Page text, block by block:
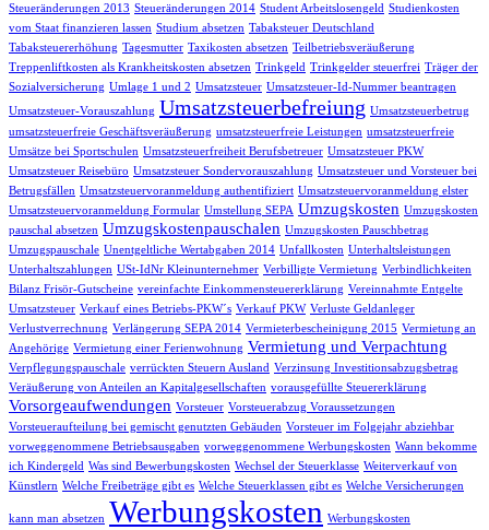
Steueränderungen 2013 Steueränderungen 2014 Student Arbeitslosengeld Studienkosten
vom Staat finanzieren lassen Studium absetzen Tabaksteuer Deutschland
Tabaksteuererhöhung Tagesmutter Taxikosten absetzen Teilbetriebsveräußerung
Treppenliftkosten als Krankheitskosten absetzen Trinkgeld Trinkgelder steuerfrei Träger der
Sozialversicherung Umlage 1 und 2 Umsatzsteuer Umsatzsteuer-Id-Nummer beantragen
Umsatzsteuer-Vorauszahlung Umsatzsteuerbefreiung Umsatzsteuerbetrug
umsatzsteuerfreie Geschäftsveräußerung umsatzsteuerfreie Leistungen umsatzsteuerfreie
Umsätze bei Sportschulen Umsatzsteuerfreiheit Berufsbetreuer Umsatzsteuer PKW
Umsatzsteuer Reisebüro Umsatzsteuer Sondervorauszahlung Umsatzsteuer und Vorsteuer bei
Betrugsfällen Umsatzsteuervoranmeldung authentifiziert Umsatzsteuervoranmeldung elster
Umsatzsteuervoranmeldung Formular Umstellung SEPA Umzugskosten Umzugskosten
pauschal absetzen Umzugskostenpauschalen Umzugskosten Pauschbetrag
Umzugspauschale Unentgeltliche Wertabgaben 2014 Unfallkosten Unterhaltsleistungen
Unterhaltszahlungen USt-IdNr Kleinunternehmer Verbilligte Vermietung Verbindlichkeiten
Bilanz Frisör-Gutscheine vereinfachte Einkommensteuererklärung Vereinnahmte Entgelte
Umsatzsteuer Verkauf eines Betriebs-PKW´s Verkauf PKW Verluste Geldanleger
Verlustverrechnung Verlängerung SEPA 2014 Vermieterbescheinigung 2015 Vermietung an
Angehörige Vermietung einer Ferienwohnung Vermietung und Verpachtung
Verpflegungspauschale verrückten Steuern Ausland Verzinsung Investitionsabzugsbetrag
Veräußerung von Anteilen an Kapitalgesellschaften vorausgefüllte Steuererklärung
Vorsorgeaufwendungen Vorsteuer Vorsteuerabzug Voraussetzungen
Vorsteueraufteilung bei gemischt genutzten Gebäuden Vorsteuer im Folgejahr abziehbar
vorweggenommene Betriebsausgaben vorweggenommene Werbungskosten Wann bekomme
ich Kindergeld Was sind Bewerbungskosten Wechsel der Steuerklasse Weiterverkauf von
Künstlern Welche Freibeträge gibt es Welche Steuerklassen gibt es Welche Versicherungen
kann man absetzen Werbungskosten Werbungskosten